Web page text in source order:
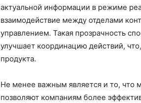
актуальной информации в режиме
взаимодействие между отделами
управлением. Такая прозрачность
улучшает координацию действий,
продукта.
Не менее важным является и то, что
позволяют компаниям более